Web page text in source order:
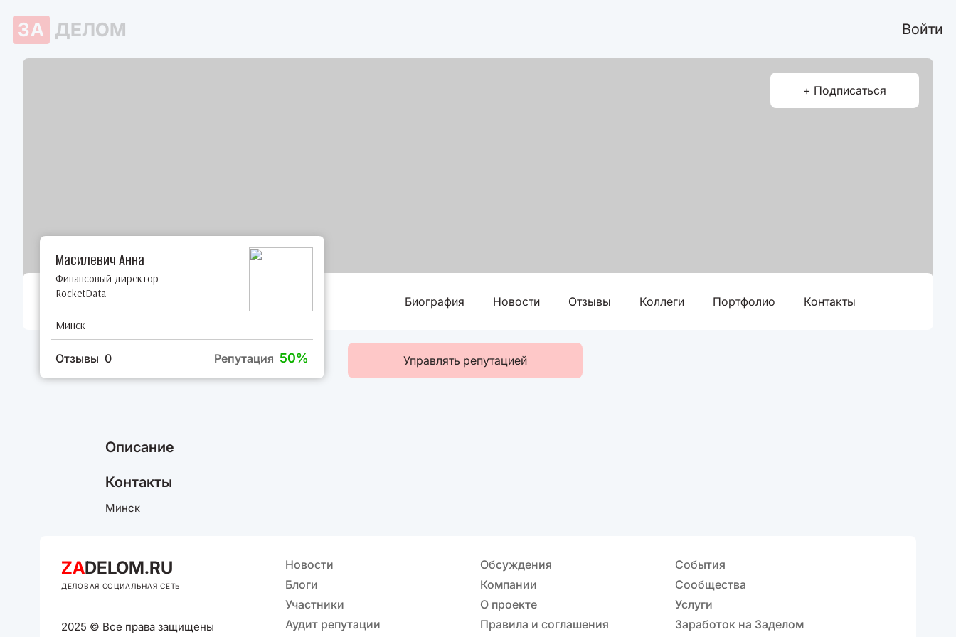
ЗА ДЕЛОМ Войти
+ Подписаться
Масилевич Анна
Финансовый директор
RocketData
Минск
Репутация 50%
Отзывы 0
Биография Новости Отзывы Коллеги Портфолио Контакты
Управлять репутацией
Описание
Контакты
Минск
ZADELOM.RU
ДЕЛОВАЯ СОЦИАЛЬНАЯ СЕТЬ
2025 © Все права защищены
Новости Обсуждения
События
Блоги
Компании
Сообщества
Участники
О проекте
Услуги
Аудит репутации
Правила и соглашения Заработок на Заделом